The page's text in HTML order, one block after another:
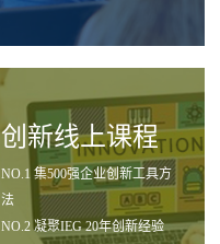
创新线上课程
NO.1 集500强企业创新工具方
法
NO.2 凝聚IEG 20年创新经验